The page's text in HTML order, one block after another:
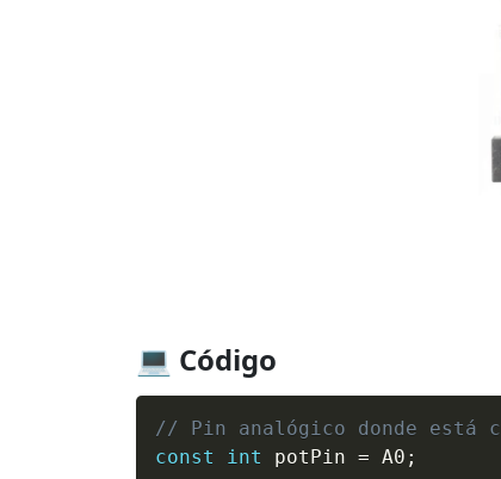
💻 Código
// Pin analógico donde está
const
int potPin = A0 ;